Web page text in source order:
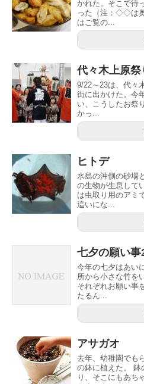
かれた。そこで
った（注：◇◇は
はご覧の...
代々木上原祭
9/22～23は、代々
街に出かけた。今
い、こうしたお祭
かっ...
ヒトデ
水島の沖側の砂場
の生物が生息して
は虫取り用のアミ
這いにな...
七夕の願い事
今年の七夕はあい
所から小さな竹を
それぞれお願い事
たるん...
アサガオ
去年、幼稚園でも
の鉢に植えた。 鉢
り、そこにもあち